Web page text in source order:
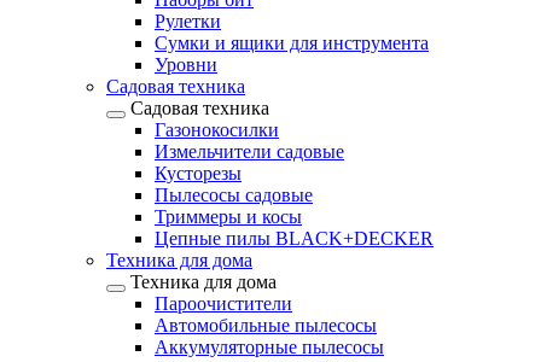
Рулетки
Сумки и ящики для инструмента
Уровни
Садовая техника
Садовая техника
Газонокосилки
Измельчители садовые
Кусторезы
Пылесосы садовые
Триммеры и косы
Цепные пилы BLACK+DECKER
Техника для дома
Техника для дома
Пароочистители
Автомобильные пылесосы
Аккумуляторные пылесосы